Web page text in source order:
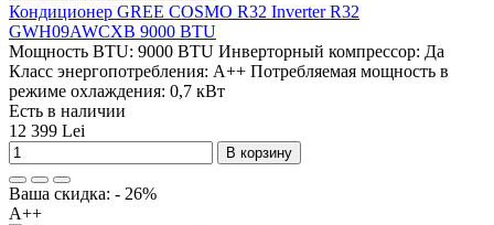
Кондиционер GREE COSMO R32 Inverter R32
GWH09AWCXB 9000 BTU
Мощность BTU: 9000 BTU Инверторный компрессор: Да
Класс энергопотребления: A++ Потребляемая мощность в
режиме охлаждения: 0,7 кВт
Есть в наличии
12 399 Lei
В корзину
Ваша скидка: - 26%
A++